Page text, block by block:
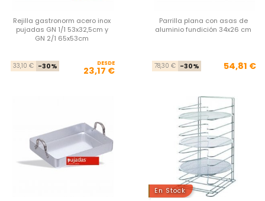
Rejilla gastronorm acero inox
pujadas GN 1/1 53x32,5cm y
GN 2/1 65x53cm
Precio base
33,10 € -30% Precio
DESDE
23,17 €
Parrilla plana con asas de
aluminio fundición 34x26 cm
78,30 € -30% 54,81 €
En Stock